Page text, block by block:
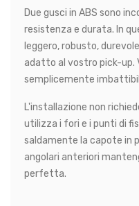
Due gusci in ABS sono
resistenza e durata. In
leggero, robusto,
adatto al vostro pick-up.
semplicemente
L'installazione non
utilizza i fori e i punti di
saldamente la capote in
angolari anteriori
perfetta.